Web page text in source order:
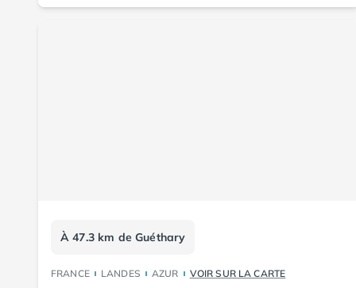
Camping Marseillan-Plage
Camping Saint-Cyprien
Camping Corrèze
À 47.3 km de Guéthary
FRANCE LANDES AZUR VOIR SUR LA CARTE